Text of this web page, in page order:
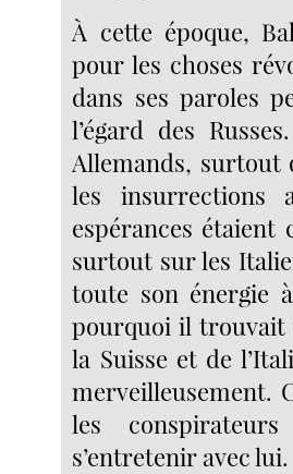
À cette époque,
pour les choses
dans ses paroles
l’égard des
Allemands, surtout
les insurrections
espérances étaient
surtout sur les
toute son énergie
pourquoi il trouvait
la Suisse et de
merveilleusement.
les
s’entretenir avec lui.